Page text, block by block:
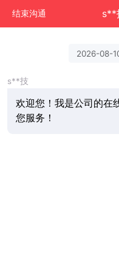
结束沟通 s**
2026-08-
s**技
欢迎您！我是公司的在
您服务！